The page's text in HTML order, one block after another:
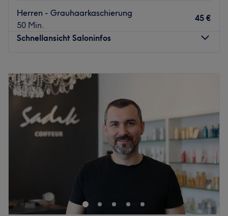
Herren - Grauhaarkaschierung
50 Min.
45 €
Schnellansicht Saloninfos
Dienstag
Mittwoch
Donnerstag
Freitag
–18:30
Samstag
– 18:00
Sonntag
Geschlossen
An die Männer mit Klasse: Wenn mal wieder ein wenig
Kante und Feinschliff für den Style nötig ist, dann ist es
Zeit für einen präzisen Bart-Cut, der Charisma verleiht.
Berliner finden diesen im Herzen Kreuzbergs, direkt in der
Markgrafenstraße 88. Worauf wartest du noch? Buche dir